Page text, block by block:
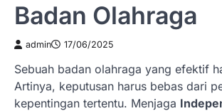
Badan Olahraga
admin 17/06/2025
Sebuah badan olahraga yang efektif
Artinya, keputusan harus bebas dari
kepentingan tertentu. Menjaga